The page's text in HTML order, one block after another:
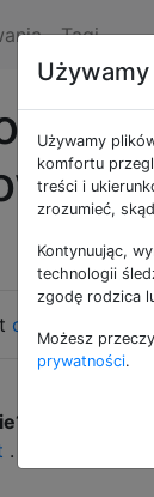
Tagi
oparte na
Zaktualizuj
.
Używamy
komfortu
treści i
zrozumieć,
Kontynuując,
technologii
zgodę rodzica
Możesz
prywatności.